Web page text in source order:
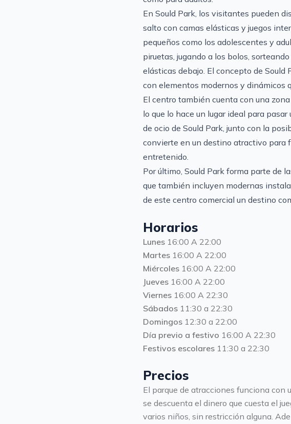
En Sould Park, los visitantes pueden
salto con camas elásticas y juegos
pequeños como los adolescentes y
piruetas, jugando a los bolos,
elásticas debajo. El concepto de Sould
con elementos modernos y dinámicos
El centro también cuenta con una
lo que lo hace un lugar ideal para
de ocio de Sould Park, junto con la
convierte en un destino atractivo para
entretenido.
Por último, Sould Park forma parte de
que también incluyen modernas
de este centro comercial un destino
Horarios
Lunes 16:00 A 22:00
Martes 16:00 A 22:00
Miércoles 16:00 A 22:00
Jueves 16:00 A 22:00
Viernes 16:00 A 22:30
Sábados 11:30 a 22:30
Domingos 12:30 a 22:00
Día previo a festivo 16:00 A 22:30
Festivos escolares 11:30 a 22:30
Precios
El parque de atracciones funciona con
se descuenta el dinero que cuesta el
varios niños, sin restricción alguna.